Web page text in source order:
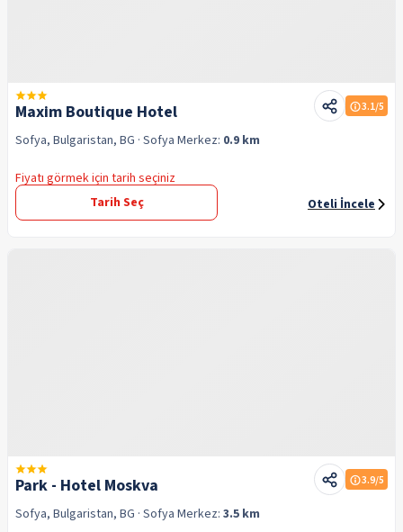
Maxim Boutique Hotel 3.1/5
Sofya, Bulgaristan, BG · Sofya Merkez: 0.9 km
Fiyatı görmek için tarih seçiniz
Tarih Seç
Oteli İncele
Park - Hotel Moskva 3.9/5
Sofya, Bulgaristan, BG · Sofya Merkez: 3.5 km